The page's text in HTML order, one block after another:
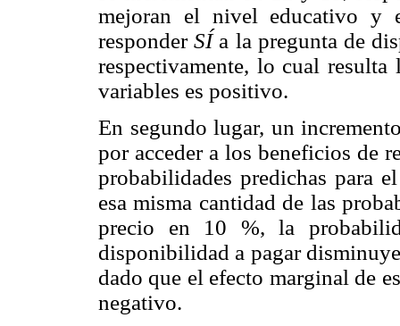
mejoran el nivel educativo y
responderSÍa la pregunta de
respectivamente, lo cual
variables es positivo.
En segundo lugar, un
por acceder a los beneficios de
probabilidades predichas para
esa misma cantidad de las
precio en 10 %, la
disponibilidad a pagar
dado que el efecto marginal de
negativo.